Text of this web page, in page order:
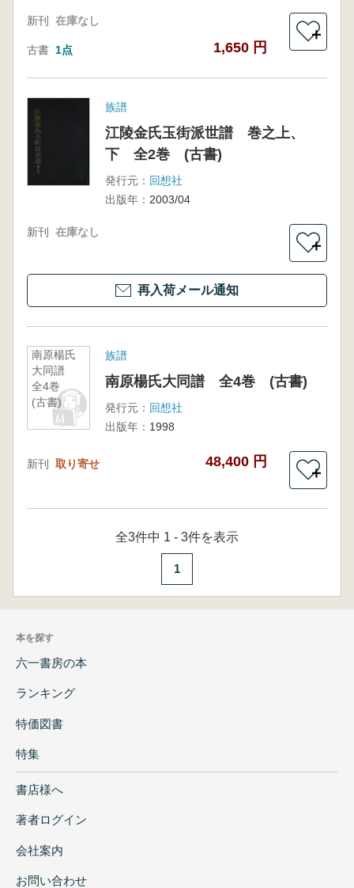
新刊 在庫なし
古書 1点 1,650 円
＋
族譜
江陵金氏玉街派世譜 巻之上、
下 全2巻 (古書)
発行元： 回想社
出版年： 2003/04
新刊 在庫なし
＋
再入荷メール通知
南原楊氏
大同譜
全4巻
(古書)
族譜
南原楊氏大同譜 全4巻 (古書)
発行元： 回想社
出版年： 1998
新刊 取り寄せ 48,400 円
＋
全3件中 1 - 3件を表示
1
本を探す
六一書房の本
ランキング
特価図書
特集
書店様へ
著者ログイン
会社案内
お問い合わせ